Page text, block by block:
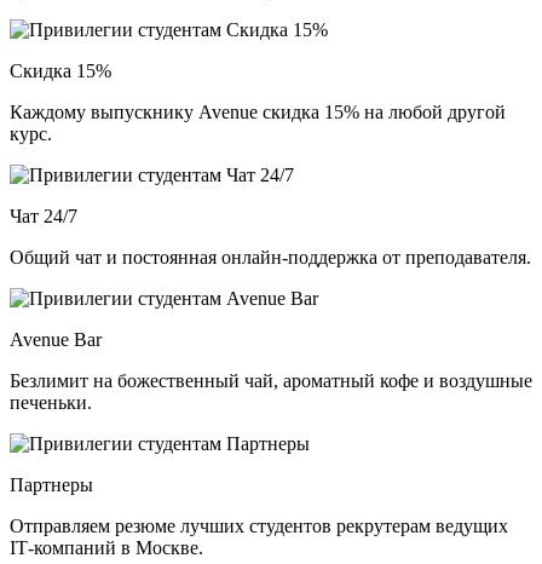
Скидка 15%
Каждому выпускнику Avenue скидка 15% на любой другой
курс.
Чат 24/7
Общий чат и постоянная онлайн-поддержка от преподавателя.
Avenue Bar
Безлимит на божественный чай, ароматный кофе и воздушные
печеньки.
Партнеры
Отправляем резюме лучших студентов рекрутерам ведущих
ІТ-компаний в Москве.